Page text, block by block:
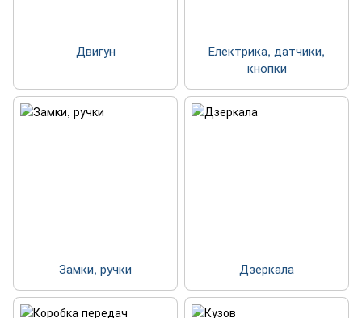
Двигун
Електрика, датчики,
кнопки
Замки, ручки Дзеркала